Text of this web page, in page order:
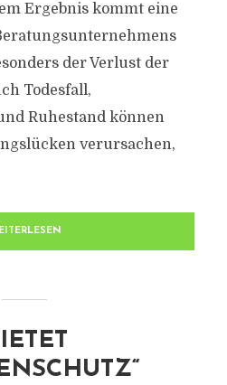
Ergebnis kommt eine
der Verlust der
Todesfall,
Ruhestand können
verursachen,